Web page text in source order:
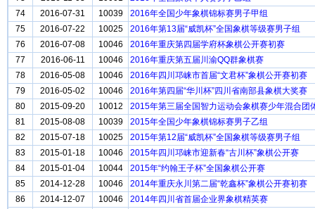
74
2016-07-31 10039
2016年全国少年象棋锦标赛男子甲组
75
2016-07-22 10025
2016年第13届“威凯杯”全国象棋等级赛男子组
76
2016-07-08 10046
2016年重庆第四届学府杯象棋公开赛初赛
77
2016-06-11 10046
2016年重庆第五届川渝QQ群象棋赛
78
2016-05-08 10046
2016年四川邛崃市首届“文君杯”象棋公开赛初赛
79
2016-05-02 10046
2016年第四届“华川杯”四川省南部县象棋大奖赛
80
2015-09-20 10012
2015年第三届全国智力运动会象棋赛少年混合团
81
2015-08-08 10039
2015年全国少年象棋锦标赛男子乙组
82
2015-07-18 10025
2015年第12届“威凯杯”全国象棋等级赛男子组
83
2015-01-18 10046
2015年四川邛崃市迎新春“古川杯”象棋公开赛
84
2015-01-04 10044
2015年“约翰王子杯”全国象棋公开赛
85
2014-12-28 10046
2014年重庆永川第二届“乾鑫杯”象棋公开赛初赛
86
2014-12-07 10046
2014年四川省首届企业界象棋精英赛